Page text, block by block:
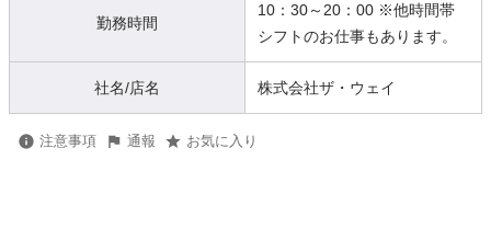
勤務時間
10：30～20：00 ※他時間帯
シフトのお仕事もあります。
社名/店名 株式会社ザ・ウェイ
注意事項 通報 お気に入り